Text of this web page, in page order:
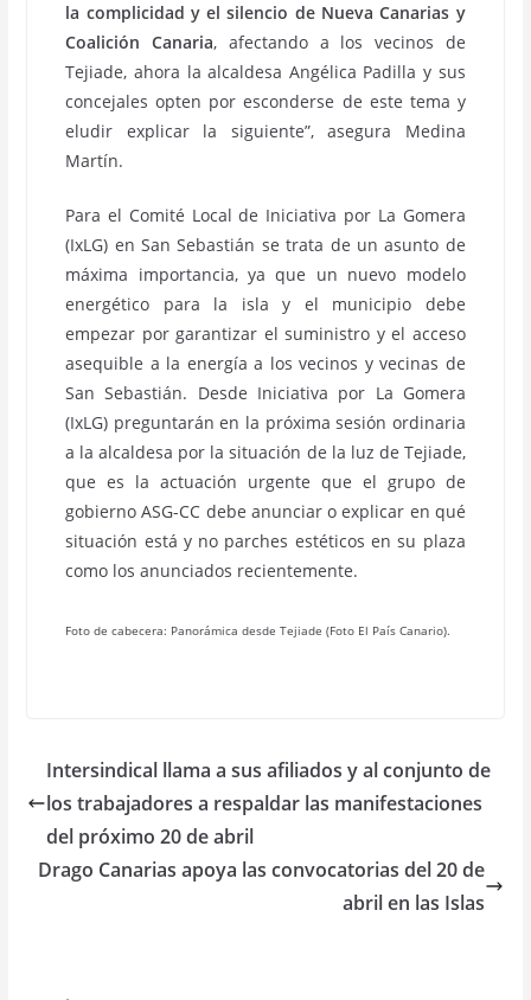
la complicidad y el silencio de Nueva Canarias y
Coalición Canaria, afectando a los vecinos de
Tejiade, ahora la alcaldesa Angélica Padilla y sus
concejales opten por esconderse de este tema y
eludir explicar la siguiente”, asegura Medina
Martín.
Para el Comité Local de Iniciativa por La Gomera
(IxLG) en San Sebastián se trata de un asunto de
máxima importancia, ya que un nuevo modelo
energético para la isla y el municipio debe
empezar por garantizar el suministro y el acceso
asequible a la energía a los vecinos y vecinas de
San Sebastián. Desde Iniciativa por La Gomera
(IxLG) preguntarán en la próxima sesión ordinaria
a la alcaldesa por la situación de la luz de Tejiade,
que es la actuación urgente que el grupo de
gobierno ASG-CC debe anunciar o explicar en qué
situación está y no parches estéticos en su plaza
como los anunciados recientemente.
Foto de cabecera: Panorámica desde Tejiade (Foto El País Canario).
Intersindical llama a sus afiliados y al conjunto de
los trabajadores a respaldar las manifestaciones
del próximo 20 de abril
Drago Canarias apoya las convocatorias del 20 de
abril en las Islas